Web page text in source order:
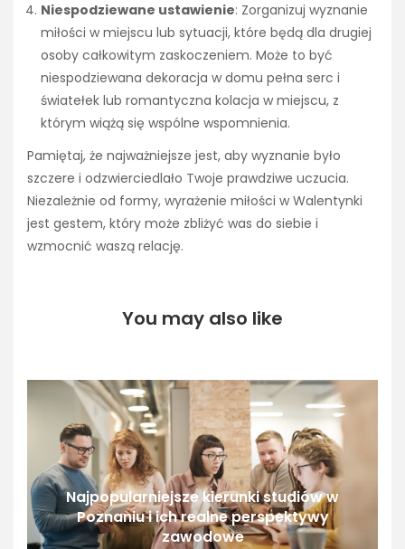
Niespodziewane ustawienie: Zorganizuj wyznanie
miłości w miejscu lub sytuacji, które będą dla drugiej
osoby całkowitym zaskoczeniem. Może to być
niespodziewana dekoracja w domu pełna serc i
światełek lub romantyczna kolacja w miejscu, z
którym wiążą się wspólne wspomnienia.
Pamiętaj, że najważniejsze jest, aby wyznanie było
szczere i odzwierciedlało Twoje prawdziwe uczucia.
Niezależnie od formy, wyrażenie miłości w Walentynki
jest gestem, który może zbliżyć was do siebie i
wzmocnić waszą relację.
You may also like
Najpopularniejsze kierunki studiów w
Poznaniu i ich realne perspektywy
zawodowe